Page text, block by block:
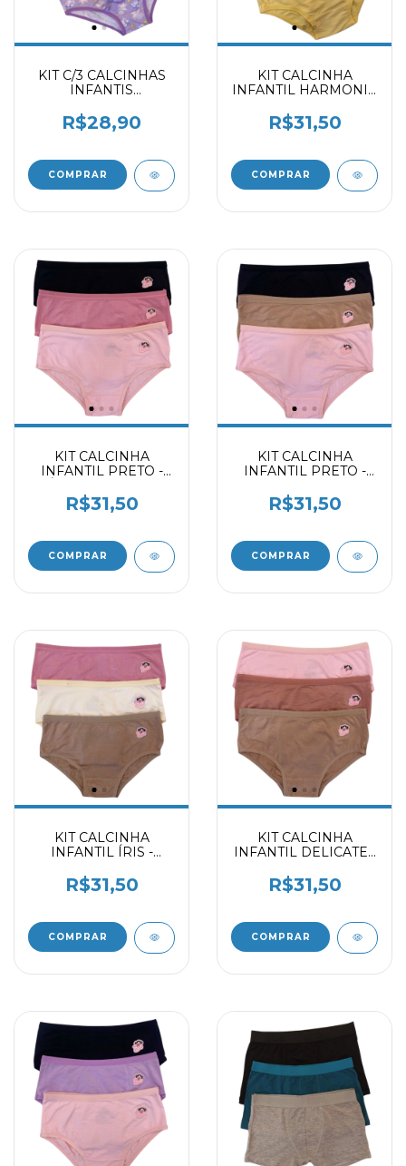
KIT C/3 CALCINHAS
INFANTIS
2070903
R$28,90
COMPRAR
KIT CALCINHA
INFANTIL HARMONIA
SUNKISSES 2059403
R$31,50
COMPRAR
KIT CALCINHA
INFANTIL PRETO -
2059403
R$31,50
COMPRAR
KIT CALCINHA
INFANTIL PRETO -
DELICATE 2059403
R$31,50
COMPRAR
KIT CALCINHA
INFANTIL ÍRIS -
CHOCOLATE 2059403
R$31,50
COMPRAR
KIT CALCINHA
INFANTIL DELICATE -
CHOCOLATE 2059403
R$31,50
COMPRAR